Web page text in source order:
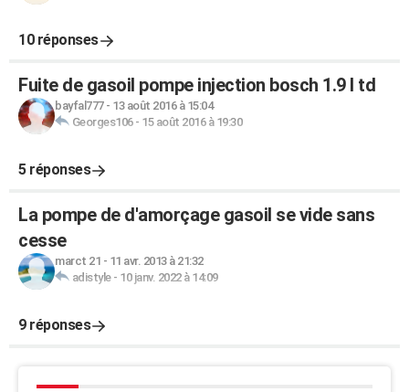
10 réponses
Fuite de gasoil pompe injection bosch 1.9 l td
bayfal777- 13 août 2016 à 15:04
Georges106- 15 août 2016 à 19:30
5 réponses
La pompe de d'amorçage gasoil se vide sans
cesse
marct 21 - 11 avr. 2013 à 21:32
adistyle- 10 janv. 2022 à 14:09
9 réponses